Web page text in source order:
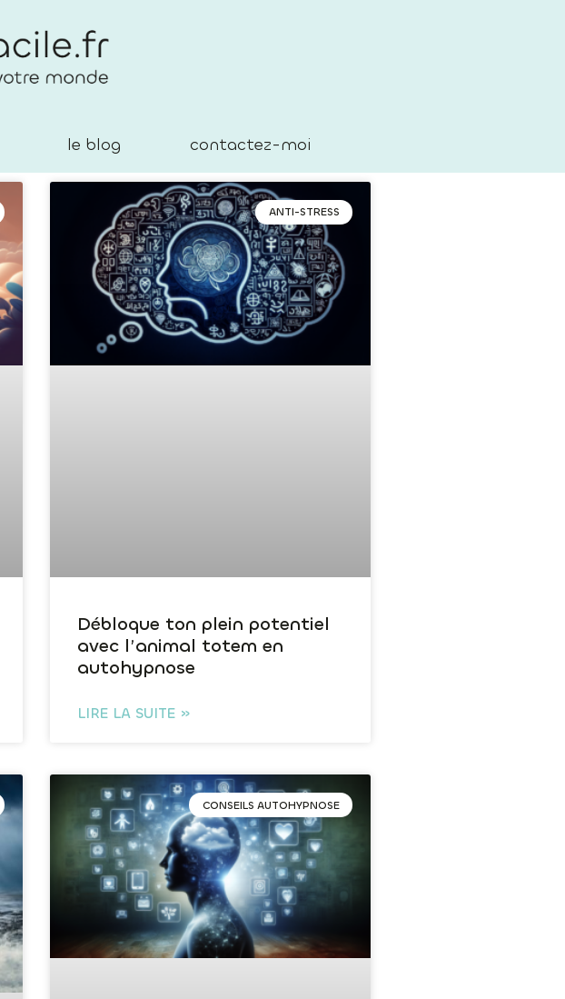
le blog contactez-moi
ANTI-STRESS
Débloque ton plein potentiel
avec l’animal totem en
autohypnose
LIRE LA SUITE »
CONSEILS AUTOHYPNOSE